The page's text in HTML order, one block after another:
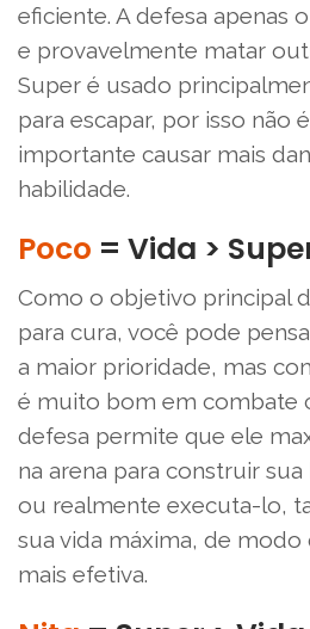
eficiente. A defesa apenas
e provavelmente matar
Super é usado
para escapar, por isso não
importante causar mais
habilidade.
Poco = Vida >
Como o objetivo principal
para cura, você pode
a maior prioridade, mas
é muito bom em combate
defesa permite que ele
na arena para construir
ou realmente executa-lo,
sua vida máxima, de modo
mais efetiva.